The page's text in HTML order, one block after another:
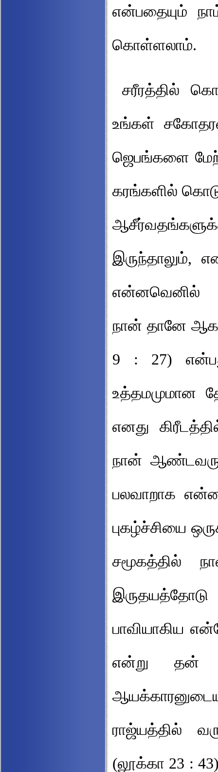
என்பதையும்
கொள்ளலாம்.
சரீரத்தில்
உங்கள்
ஜெபங்களை
கரங்களில்
இருந்தாலும்,
என்னவெனில்
நான் தானே
9 : 27)
உத்தமமுமான
எனது
நான்
பலவாறாக
புகழ்ச்சியை
சமூகத்தில்
பாவியாகிய
என்று தன்
ராஜ்யத்தில்
(லூக்கா 23 :